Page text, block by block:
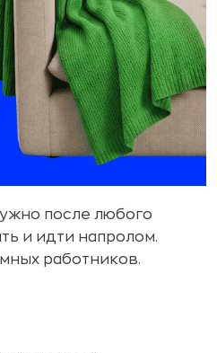
после любого
и идти напролом.
работников.